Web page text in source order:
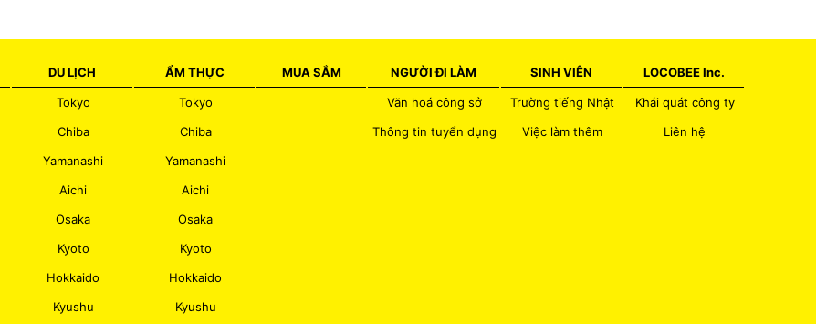
DU LỊCH
Tokyo
Chiba
Yamanashi
Aichi
Osaka
Kyoto
Hokkaido
Kyushu
ẨM THỰC
Tokyo
Chiba
Yamanashi
Aichi
Osaka
Kyoto
Hokkaido
Kyushu
MUA SẮM NGƯỜI ĐI LÀM
Văn hoá công sở
Thông tin tuyển dụng
SINH VIÊN
Trường tiếng Nhật
Việc làm thêm
LOCOBEE Inc.
Khái quát công ty
Liên hệ